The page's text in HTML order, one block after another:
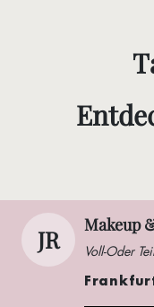
JR
Makeup
Voll-Oder